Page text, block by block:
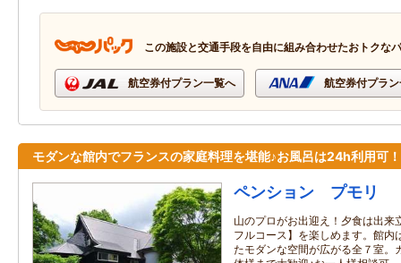
この施設と交通手段を自由に組み合わせたおトクな
航空券付プラン一覧へ 航空券付プラ
モダンな館内でフランスの家庭料理を堪能♪お風呂は24h利用可！
ペンション プモリ
山のプロがお出迎え！夕食は出来
フルコース】を楽しめます。館内
たモダンな空間が広がる全７室。